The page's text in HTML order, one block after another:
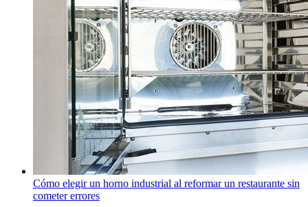
Cómo elegir un horno industrial al reformar un restaurante sin
cometer errores